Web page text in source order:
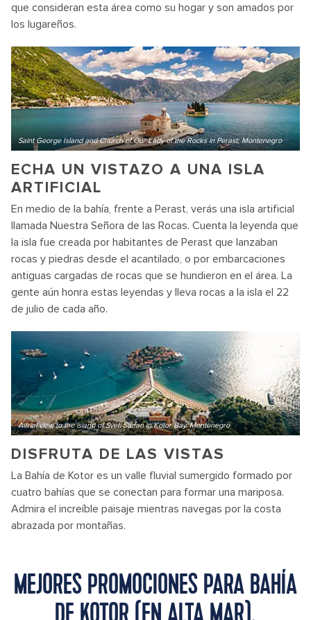
que consideran esta área como su hogar y son amados por
los lugareños.
Saint George Island and Church of Our Lady of the Rocks in Perast; Montenegro
ECHA UN VISTAZO A UNA ISLA
ARTIFICIAL
En medio de la bahía, frente a Perast, verás una isla artificial
llamada Nuestra Señora de las Rocas. Cuenta la leyenda que
la isla fue creada por habitantes de Perast que lanzaban
rocas y piedras desde el acantilado, o por embarcaciones
antiguas cargadas de rocas que se hundieron en el área. La
gente aún honra estas leyendas y lleva rocas a la isla el 22
de julio de cada año.
Aerial view to the island of Sveti Stefan in Kotor Bay. Montenegro
DISFRUTA DE LAS VISTAS
La Bahía de Kotor es un valle fluvial sumergido formado por
cuatro bahías que se conectan para formar una mariposa.
Admira el increíble paisaje mientras navegas por la costa
abrazada por montañas.
MEJORES PROMOCIONES PARA BAHÍA